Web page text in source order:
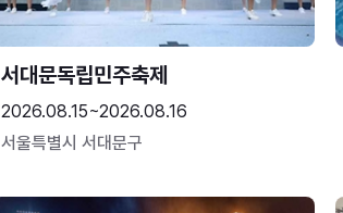
서대문독립민주축제
2026.08.15~2026.08.16
서울특별시 서대문구